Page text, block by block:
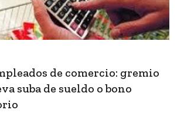
de comercio: gremio
suba de sueldo o bono